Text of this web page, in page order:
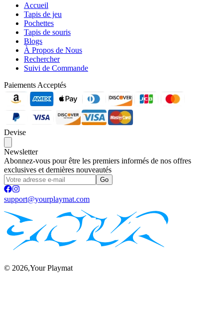
Accueil
Tapis de jeu
Pochettes
Tapis de souris
Blogs
À Propos de Nous
Rechercher
Suivi de Commande
Paiements Acceptés
Devise
Newsletter
Abonnez-vous pour être les premiers informés de nos offres
exclusives et dernières nouveautés
Go
support@yourplaymat.com
© 2026,Your Playmat